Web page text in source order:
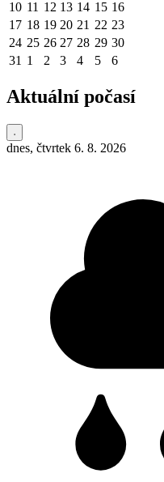
10 11 12 13 14 15 16
17 18 19 20 21 22 23
24 25 26 27 28 29 30
31 1 2 3 4 5 6
Aktuální počasí
dnes, čtvrtek 6. 8. 2026